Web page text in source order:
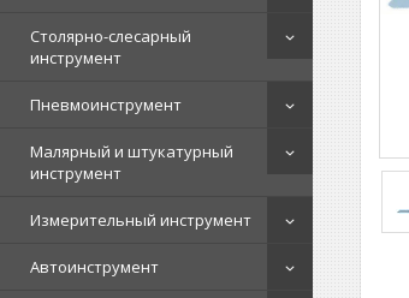
Столярно-слесарный
инструмент
Пневмоинструмент
Малярный и штукатурный
инструмент
Измерительный инструмент
Автоинструмент